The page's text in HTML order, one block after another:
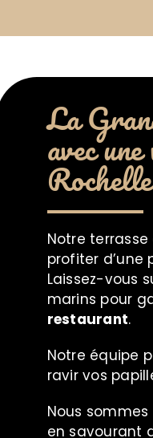
La
avec
Rochelle
Notre terrasse
profiter d’une
Laissez-vous
marins pour
restaurant.
Notre équipe
ravir vos
Nous
en savourant